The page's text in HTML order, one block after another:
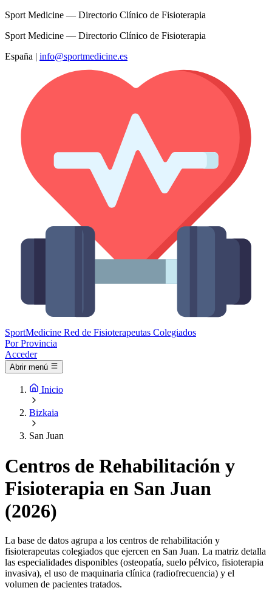
Sport Medicine — Directorio Clínico de Fisioterapia
Sport Medicine — Directorio Clínico de Fisioterapia
España | info@sportmedicine.es
SportMedicine Red de Fisioterapeutas Colegiados
Por Provincia
Acceder
Abrir menú
Inicio
Bizkaia
San Juan
Centros de Rehabilitación y
Fisioterapia en San Juan
(2026)
La base de datos agrupa a los centros de rehabilitación y
fisioterapeutas colegiados que ejercen en San Juan. La matriz detalla
las especialidades disponibles (osteopatía, suelo pélvico, fisioterapia
invasiva), el uso de maquinaria clínica (radiofrecuencia) y el
volumen de pacientes tratados.